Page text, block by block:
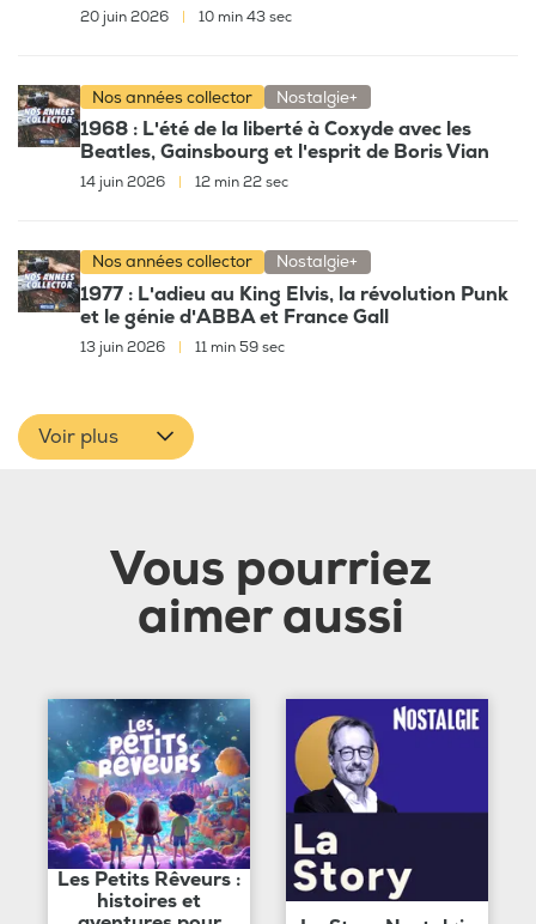
20 juin 2026 10 min 43 sec
Nos années collector Nostalgie+
1968 : L'été de la liberté à Coxyde avec les
Beatles, Gainsbourg et l'esprit de Boris Vian
14 juin 2026 12 min 22 sec
Nos années collector Nostalgie+
1977 : L'adieu au King Elvis, la révolution Punk
et le génie d'ABBA et France Gall
13 juin 2026 | 11 min 59 sec
Voir plus
Vous pourriez
aimer aussi
Les Petits Rêveurs :
histoires et